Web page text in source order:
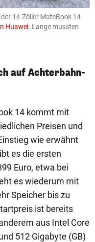
14-Zöller MateBook 14
Huawei. Lange mussten
auf Achterbahn-
14 kommt mit
Preisen und
wie erwähnt
es die ersten
Euro, etwa bei
es wiederum mit
Speicher bis zu
ist bereits
aus Intel Core
512 Gigabyte (GB)